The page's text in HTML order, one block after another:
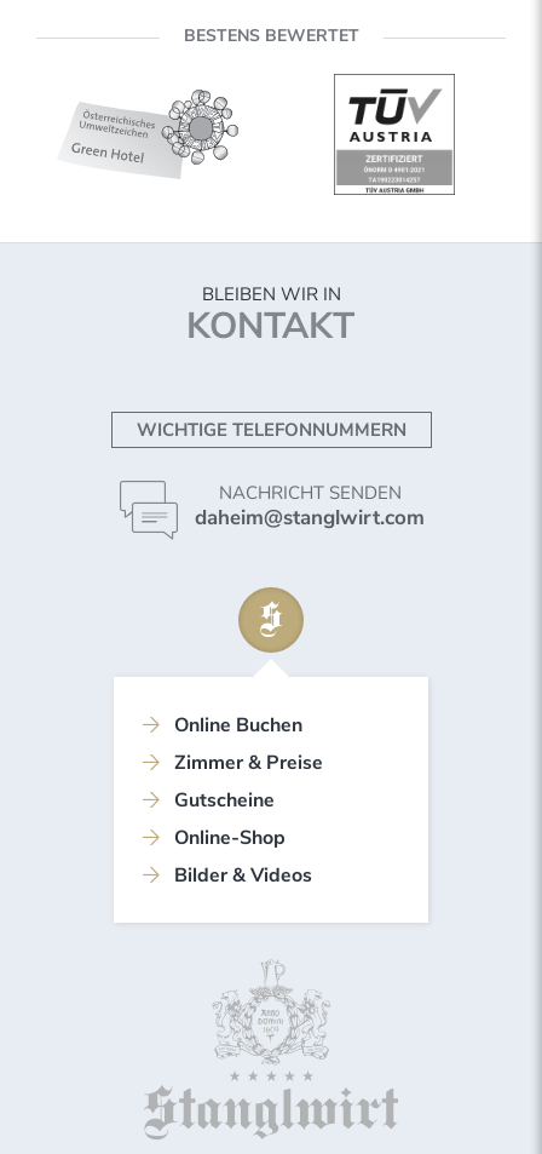
BESTENS BEWERTET
BLEIBEN WIR IN
KONTAKT
WICHTIGE TELEFONNUMMERN
NACHRICHT SENDEN
daheim@stanglwirt.com
Online Buchen
Zimmer & Preise
Gutscheine
Online-Shop
Bilder & Videos